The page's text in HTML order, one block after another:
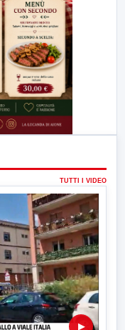
TUTTI I VIDEO
▶